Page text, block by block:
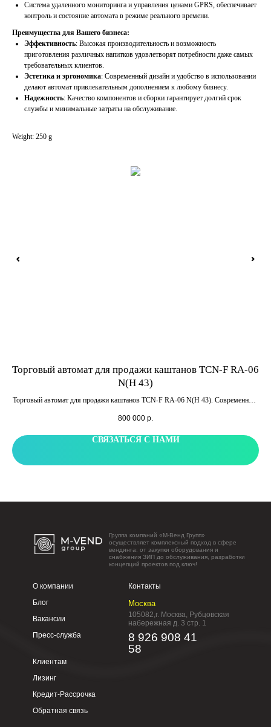
Система удаленного мониторинга и управления ценами GPRS, обеспечивает
контроль и состояние автомата в режиме реального времени.
Преимущества для Вашего бизнеса:
Эффективность: Высокая производительность и возможность
приготовления различных напитков удовлетворят потребности даже самых
требовательных клиентов.
Эстетика и эргономика: Современный дизайн и удобство в использовании
делают автомат привлекательным дополнением к любому бизнесу.
Надежность: Качество компонентов и сборки гарантирует долгий срок
службы и минимальные затраты на обслуживание.
Weight: 250 g
Торговый автомат для продажи каштанов TCN-F RA-06
N(H 43)
Торговый автомат для продажи каштанов TCN-F RA-06 N(H 43). Современный,
экраном, морозильной камерой, 3 магнетронами для быстрого разогрева
800 000 р.
СВЯЗАТЬСЯ С НАМИ
Группа компаний «М-Венд Групп»
осуществляет комплексный подход в сфере
вендинга: от закупки оборудования и
снабжения ЗИП до обслуживания, разработки
концепций проектов под ключ!
О компании
Блог
Вакансии
Пресс-служба
Контакты
Клиентам
Лизинг
Кредит-Рассрочка
Обратная связь
Москва
105082,г. Москва, Рубцовская
набережная д. 3 стр. 1
8 926 908 41
58